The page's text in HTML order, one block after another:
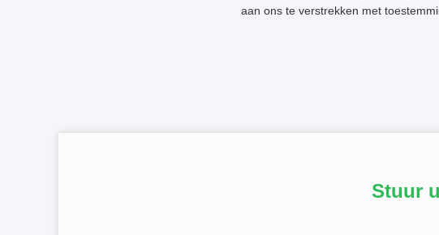
aan ons te verstrekken met
Stuur